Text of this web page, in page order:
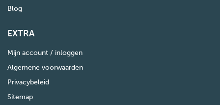
Blog
EXTRA
Mijn account / inloggen
Algemene voorwaarden
Privacybeleid
Sitemap